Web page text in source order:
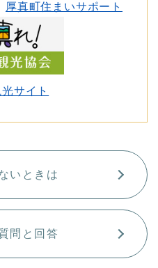
厚真町住まいサポート
サイト
いときは
問と回答